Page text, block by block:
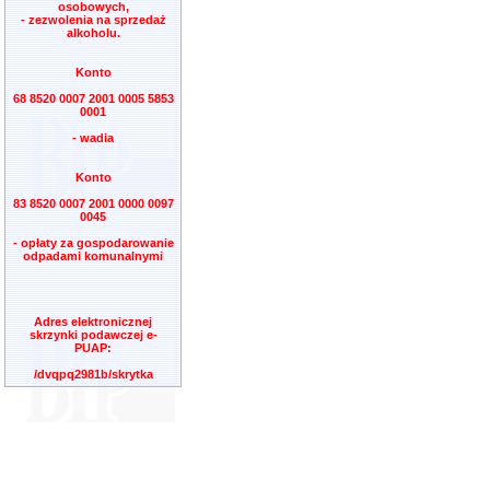
osobowych,
- zezwolenia na sprzedaż
alkoholu.
Konto
68 8520 0007 2001 0005 5853
0001
- wadia
Konto
83 8520 0007 2001 0000 0097
0045
- opłaty za gospodarowanie
odpadami komunalnymi
Adres elektronicznej
skrzynki podawczej e-
PUAP:
/dvqpq2981b/skrytka